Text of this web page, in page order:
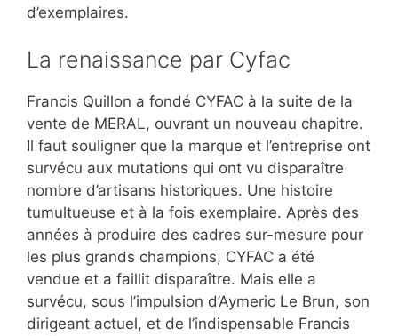
d’exemplaires.
La renaissance par Cyfac
Francis Quillon a fondé CYFAC à la suite de la
vente de MERAL, ouvrant un nouveau chapitre.
Il faut souligner que la marque et l’entreprise ont
survécu aux mutations qui ont vu disparaître
nombre d’artisans historiques. Une histoire
tumultueuse et à la fois exemplaire. Après des
années à produire des cadres sur-mesure pour
les plus grands champions, CYFAC a été
vendue et a faillit disparaître. Mais elle a
survécu, sous l’impulsion d’Aymeric Le Brun, son
dirigeant actuel, et de l’indispensable Francis